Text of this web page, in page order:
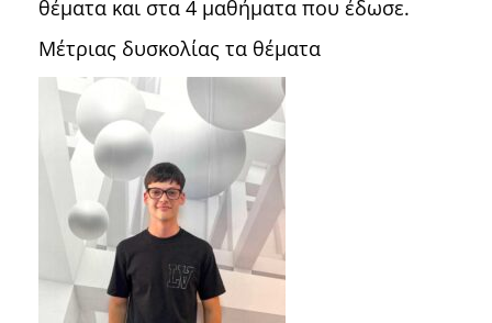
θέματα και στα 4 μαθήματα που έδωσε.
Μέτριας δυσκολίας τα θέματα